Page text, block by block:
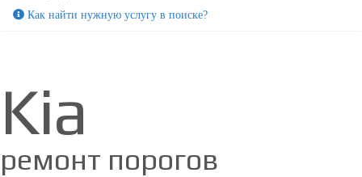
Как найти нужную услугу в поиске?
Kia
ремонт порогов